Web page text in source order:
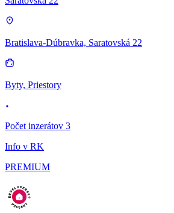
Bratislava-Dúbravka, Saratovská 22
Byty, Priestory
Počet inzerátov 3
Info v RK
PREMIUM